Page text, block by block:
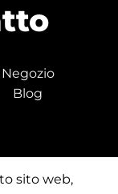
Negozio
Blog
sito web,